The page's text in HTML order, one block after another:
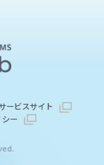
ービスサイト
ー